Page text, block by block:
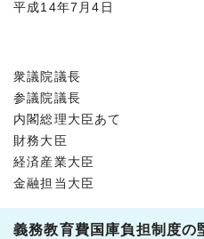
平成14年7月4日
衆議院議長
参議院議長
内閣総理大臣あて
財務大臣
経済産業大臣
金融担当大臣
義務教育費国庫負担制度の